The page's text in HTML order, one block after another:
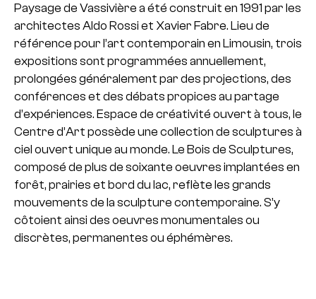
Paysage de Vassivière a été construit en 1991 par les
architectes Aldo Rossi et Xavier Fabre. Lieu de
référence pour l’art contemporain en Limousin, trois
expositions sont programmées annuellement,
prolongées généralement par des projections, des
conférences et des débats propices au partage
d’expériences. Espace de créativité ouvert à tous, le
Centre d’Art possède une collection de sculptures à
ciel ouvert unique au monde. Le Bois de Sculptures,
composé de plus de soixante oeuvres implantées en
forêt, prairies et bord du lac, reflète les grands
mouvements de la sculpture contemporaine. S’y
côtoient ainsi des oeuvres monumentales ou
discrètes, permanentes ou éphémères.